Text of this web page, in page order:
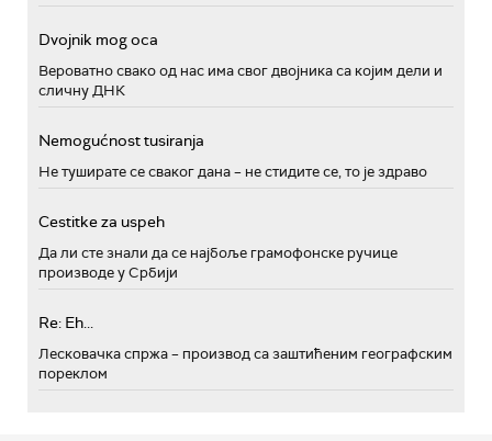
Dvojnik mog oca
Вероватно свако од нас има свог двојника са којим дели и
сличну ДНК
Nemogućnost tusiranja
Не туширате се сваког дана – не стидите се, то је здраво
Cestitke za uspeh
Да ли сте знали да се најбоље грамофонске ручице
производе у Србији
Re: Eh...
Лесковачка спржа – производ са заштићеним географским
пореклом